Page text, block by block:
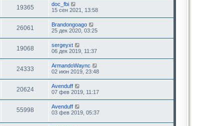
19365
doc_fbi
15 сен 2021, 13:58
26061
Brandongoago
25 дек 2020, 03:25
19068
sergeyxt
06 дек 2019, 11:37
24333
ArmandoWaync
02 июн 2019, 23:48
20624
Avenduff
07 фев 2019, 11:17
55998
Avenduff
03 фев 2019, 05:37